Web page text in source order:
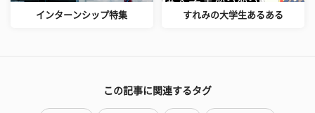
インターンシップ特集 すれみの大学生あるある
この記事に関連するタグ